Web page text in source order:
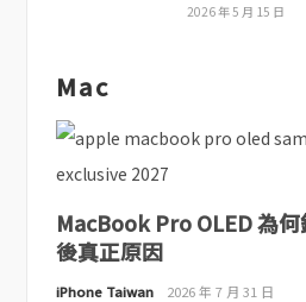
2026 年 5 月 15 日
Mac
MacBook Pro OLED 為
後真正原因
iPhone Taiwan 2026 年 7 月 31 日